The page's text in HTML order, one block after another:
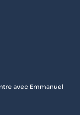
avec Emmanuel